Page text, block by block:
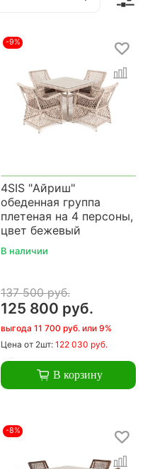
-9%
4SIS "Айриш"
обеденная группа
плетеная на 4 персоны,
цвет бежевый
В наличии
137 500 руб.
125 800 руб.
выгода 11 700 руб. или 9%
Цена от 2шт: 122 030 руб.
В корзину
-8%